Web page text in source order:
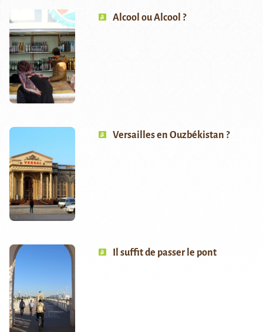
Alcool ou Alcool ?
Versailles en Ouzbékistan ?
Il suffit de passer le pont